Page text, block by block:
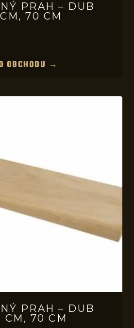
PRAH – DUB
70 CM
OBCHODU →
PRAH – DUB
CM, 70 CM